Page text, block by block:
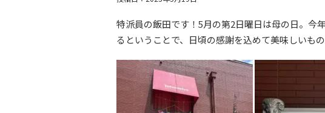
特派員の飯田です！5月の第2日曜日は母の日。今
るということで、日頃の感謝を込めて美味しいも